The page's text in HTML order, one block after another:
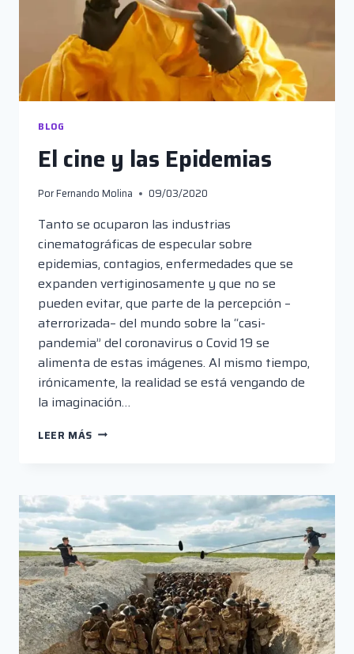
BLOG
El cine y las Epidemias
PorFernando Molina 09/03/2020
Tanto se ocuparon las industrias
cinematográficas de especular sobre
epidemias, contagios, enfermedades que se
expanden vertiginosamente y que no se
pueden evitar, que parte de la percepción –
aterrorizada– del mundo sobre la “casi-
pandemia” del coronavirus o Covid 19 se
alimenta de estas imágenes. Al mismo tiempo,
irónicamente, la realidad se está vengando de
la imaginación…
LEER MÁS EL
EPIDEMIAS